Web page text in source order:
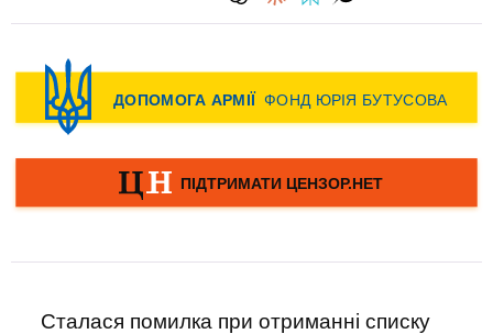
Сталася помилка при отриманні списку